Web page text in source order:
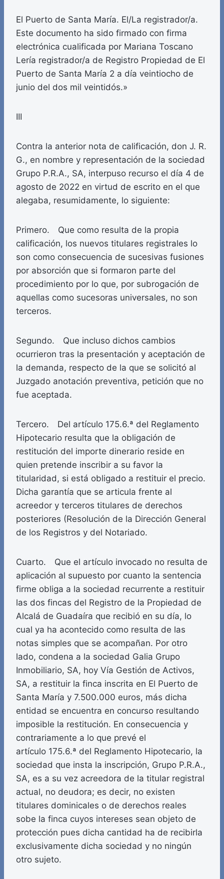
El Puerto de Santa María. El/La registrador/a.
Este documento ha sido firmado con firma
electrónica cualificada por Mariana Toscano
Lería registrador/a de Registro Propiedad de El
Puerto de Santa María 2 a día veintiocho de
junio del dos mil veintidós.»
III
Contra la anterior nota de calificación, don J. R.
G., en nombre y representación de la sociedad
Grupo P.R.A., SA, interpuso recurso el día 4 de
agosto de 2022 en virtud de escrito en el que
alegaba, resumidamente, lo siguiente:
Primero. Que como resulta de la propia
calificación, los nuevos titulares registrales lo
son como consecuencia de sucesivas fusiones
por absorción que si formaron parte del
procedimiento por lo que, por subrogación de
aquellas como sucesoras universales, no son
terceros.
Segundo. Que incluso dichos cambios
ocurrieron tras la presentación y aceptación de
la demanda, respecto de la que se solicitó al
Juzgado anotación preventiva, petición que no
fue aceptada.
Tercero. Del artículo 175.6.ª del Reglamento
Hipotecario resulta que la obligación de
restitución del importe dinerario reside en
quien pretende inscribir a su favor la
titularidad, si está obligado a restituir el precio.
Dicha garantía que se articula frente al
acreedor y terceros titulares de derechos
posteriores (Resolución de la Dirección General
de los Registros y del Notariado.
Cuarto. Que el artículo invocado no resulta de
aplicación al supuesto por cuanto la sentencia
firme obliga a la sociedad recurrente a restituir
las dos fincas del Registro de la Propiedad de
Alcalá de Guadaíra que recibió en su día, lo
cual ya ha acontecido como resulta de las
notas simples que se acompañan. Por otro
lado, condena a la sociedad Galia Grupo
Inmobiliario, SA, hoy Vía Gestión de Activos,
SA, a restituir la finca inscrita en El Puerto de
Santa María y 7.500.000 euros, más dicha
entidad se encuentra en concurso resultando
imposible la restitución. En consecuencia y
contrariamente a lo que prevé el
artículo 175.6.ª del Reglamento Hipotecario, la
sociedad que insta la inscripción, Grupo P.R.A.,
SA, es a su vez acreedora de la titular registral
actual, no deudora; es decir, no existen
titulares dominicales o de derechos reales
sobe la finca cuyos intereses sean objeto de
protección pues dicha cantidad ha de recibirla
exclusivamente dicha sociedad y no ningún
otro sujeto.